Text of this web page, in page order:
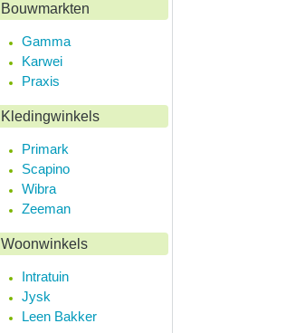
Bouwmarkten
Gamma
Karwei
Praxis
Kledingwinkels
Primark
Scapino
Wibra
Zeeman
Woonwinkels
Intratuin
Jysk
Leen Bakker